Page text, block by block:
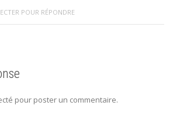
POUR RÉPONDRE
pour poster un commentaire.